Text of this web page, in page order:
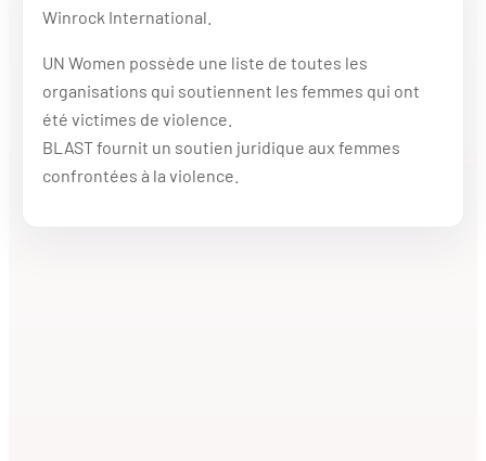
Winrock International.
UN Women possède une liste de toutes les
organisations qui soutiennent les femmes qui ont
été victimes de violence.
BLAST fournit un soutien juridique aux femmes
confrontées à la violence.